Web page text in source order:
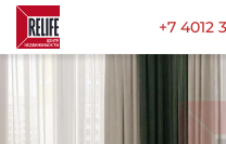
+7 4012